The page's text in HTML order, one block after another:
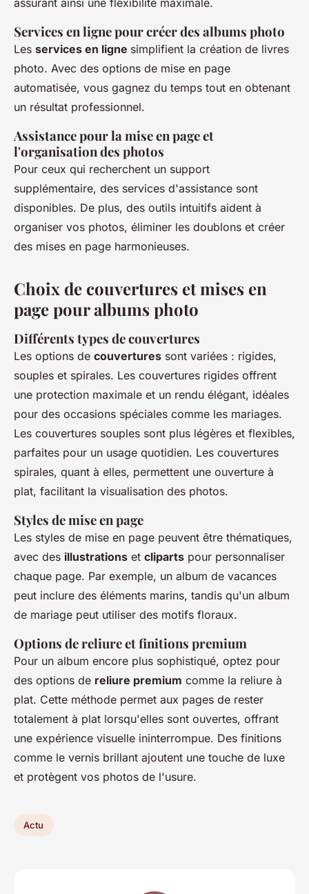
assurant ainsi une flexibilité maximale.
Services en ligne pour créer des albums photo
Les services en ligne simplifient la création de livres
photo. Avec des options de mise en page
automatisée, vous gagnez du temps tout en obtenant
un résultat professionnel.
Assistance pour la mise en page et
l'organisation des photos
Pour ceux qui recherchent un support
supplémentaire, des services d'assistance sont
disponibles. De plus, des outils intuitifs aident à
organiser vos photos, éliminer les doublons et créer
des mises en page harmonieuses.
Choix de couvertures et mises en
page pour albums photo
Différents types de couvertures
Les options de couvertures sont variées : rigides,
souples et spirales. Les couvertures rigides offrent
une protection maximale et un rendu élégant, idéales
pour des occasions spéciales comme les mariages.
Les couvertures souples sont plus légères et flexibles,
parfaites pour un usage quotidien. Les couvertures
spirales, quant à elles, permettent une ouverture à
plat, facilitant la visualisation des photos.
Styles de mise en page
Les styles de mise en page peuvent être thématiques,
avec des illustrations et cliparts pour personnaliser
chaque page. Par exemple, un album de vacances
peut inclure des éléments marins, tandis qu'un album
de mariage peut utiliser des motifs floraux.
Options de reliure et finitions premium
Pour un album encore plus sophistiqué, optez pour
des options de reliure premium comme la reliure à
plat. Cette méthode permet aux pages de rester
totalement à plat lorsqu'elles sont ouvertes, offrant
une expérience visuelle ininterrompue. Des finitions
comme le vernis brillant ajoutent une touche de luxe
et protègent vos photos de l'usure.
Actu